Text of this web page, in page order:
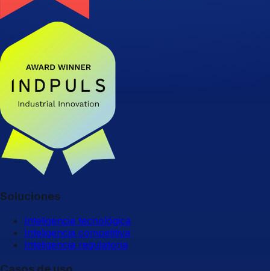
Soluciones
Inteligencia tecnológica
Inteligencia competitiva
Inteligencia regulatoria